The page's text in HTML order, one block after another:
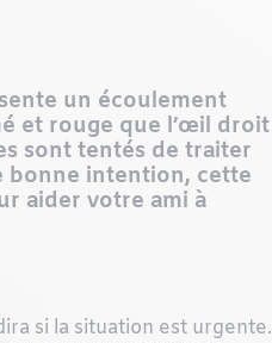
un écoulement
et rouge que l’œil droit
sont tentés de traiter
bonne intention, cette
aider votre ami à
si la situation est urgente.